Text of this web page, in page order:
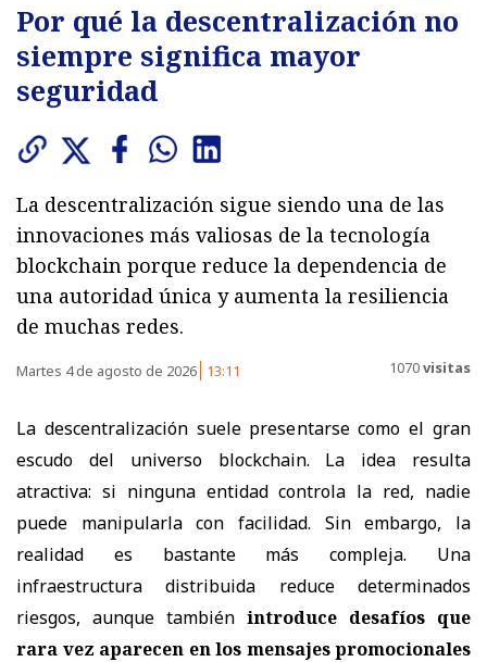
Por qué la descentralización no
siempre significa mayor
seguridad
La descentralización sigue siendo una de las
innovaciones más valiosas de la tecnología
blockchain porque reduce la dependencia de
una autoridad única y aumenta la resiliencia
de muchas redes.
Martes 4 de agosto de 2026 13:11 1070visitas
La descentralización suele presentarse como el gran
escudo del universo blockchain. La idea resulta
atractiva: si ninguna entidad controla la red, nadie
puede manipularla con facilidad. Sin embargo, la
realidad es bastante más compleja. Una
infraestructura distribuida reduce determinados
riesgos, aunque también introduce desafíos que
rara vez aparecen en los mensajes promocionales